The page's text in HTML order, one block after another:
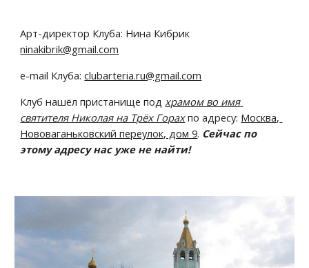
ninakibrik@gmail.com
e-mail Клуба: clubarteria.ru@gmail.com
Клуб нашёл пристанище под храмом во имя
святителя Николая на Трёх Горах по адресу: Москва,
Нововаганьковский переулок, дом 9. Сейчас по
этому адресу нас уже не найти!